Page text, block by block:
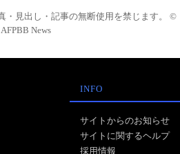
・見出し・記事の無断使用を禁じます。 ©
AFPBB News
INFO
サイトからのお知らせ
サイトに関するヘルプ
採用情報